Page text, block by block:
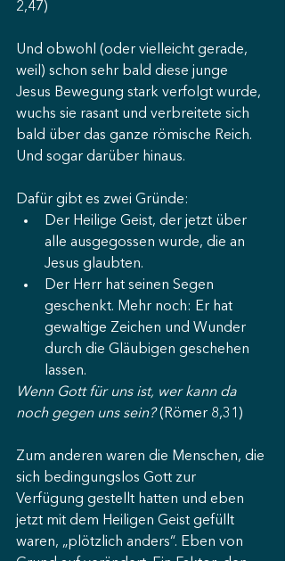
2,47)
Und obwohl (oder vielleicht gerade,
weil) schon sehr bald diese junge
Jesus Bewegung stark verfolgt wurde,
wuchs sie rasant und verbreitete sich
bald über das ganze römische Reich.
Und sogar darüber hinaus.
Dafür gibt es zwei Gründe:
Der Heilige Geist, der jetzt über
alle ausgegossen wurde, die an
Jesus glaubten.
Der Herr hat seinen Segen
geschenkt. Mehr noch: Er hat
gewaltige Zeichen und Wunder
durch die Gläubigen geschehen
lassen.
Wenn Gott für uns ist, wer kann da
noch gegen uns sein? (Römer 8,31)
Zum anderen waren die Menschen, die
sich bedingungslos Gott zur
Verfügung gestellt hatten und eben
jetzt mit dem Heiligen Geist gefüllt
waren, „plötzlich anders“. Eben von